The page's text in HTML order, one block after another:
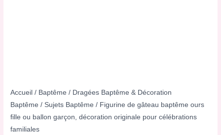
Accueil / Baptême / Dragées Baptême & Décoration
Baptême / Sujets Baptême / Figurine de gâteau baptême ours
fille ou ballon garçon, décoration originale pour célébrations
familiales